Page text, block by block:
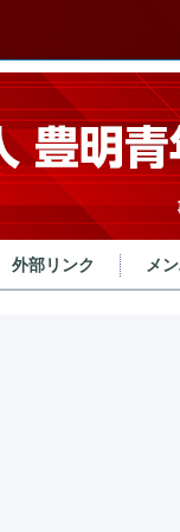
外部リンク メ